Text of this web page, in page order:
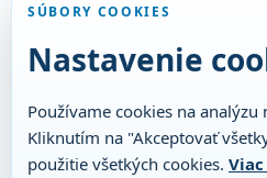
SÚBORY COOKIES
Nastavenie
Používame cookies na
Kliknutím na "Akceptovať
použitie všetkých cookies.